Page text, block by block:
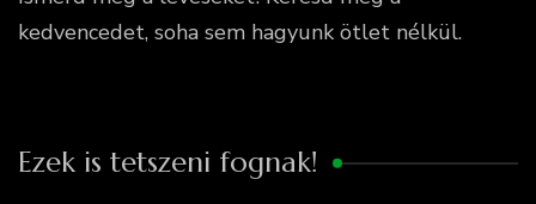
kedvencedet, soha sem hagyunk ötlet nélkül.
Ezek is tetszeni fognak!